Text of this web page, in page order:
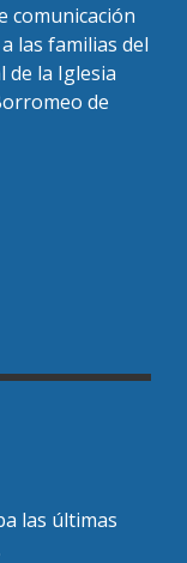
comunicación
las familias del
de la Iglesia
de
las últimas